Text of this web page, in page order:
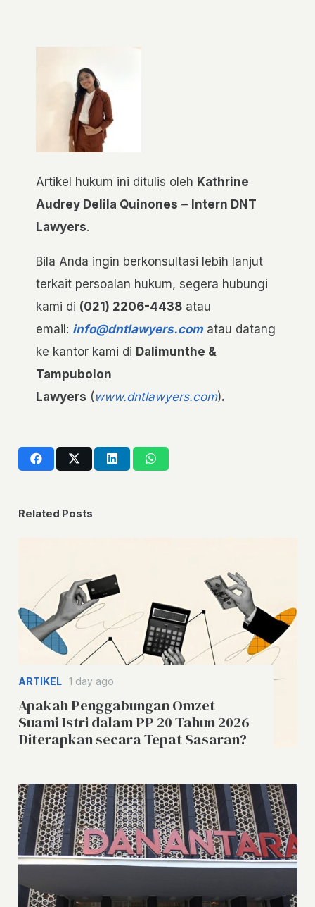
Artikel hukum ini ditulis oleh Kathrine
Audrey Delila Quinones – Intern DNT
Lawyers.
Bila Anda ingin berkonsultasi lebih lanjut
terkait persoalan hukum, segera hubungi
kami di (021) 2206-4438 atau
email: info@dntlawyers.com atau datang
ke kantor kami di Dalimunthe &
Tampubolon
Lawyers (www.dntlawyers.com).
Related Posts
ARTIKEL 1 day ago
Apakah Penggabungan Omzet
Suami Istri dalam PP 20 Tahun 2026
Diterapkan secara Tepat Sasaran?